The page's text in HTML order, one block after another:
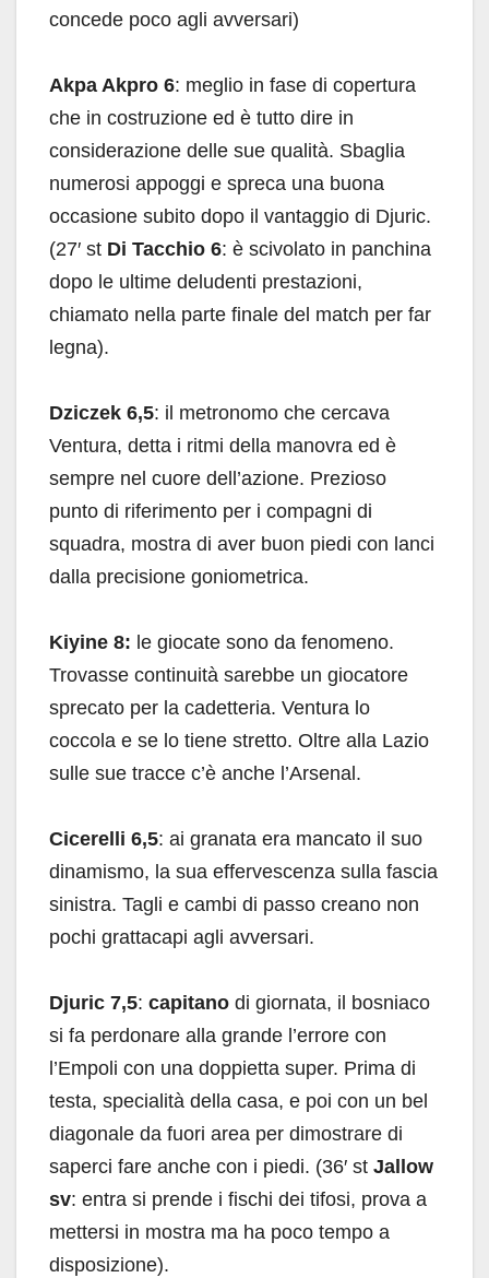
concede poco agli avversari)
Akpa Akpro 6: meglio in fase di copertura
che in costruzione ed è tutto dire in
considerazione delle sue qualità. Sbaglia
numerosi appoggi e spreca una buona
occasione subito dopo il vantaggio di Djuric.
(27′ st Di Tacchio 6: è scivolato in panchina
dopo le ultime deludenti prestazioni,
chiamato nella parte finale del match per far
legna).
Dziczek 6,5: il metronomo che cercava
Ventura, detta i ritmi della manovra ed è
sempre nel cuore dell’azione. Prezioso
punto di riferimento per i compagni di
squadra, mostra di aver buon piedi con lanci
dalla precisione goniometrica.
Kiyine 8: le giocate sono da fenomeno.
Trovasse continuità sarebbe un giocatore
sprecato per la cadetteria. Ventura lo
coccola e se lo tiene stretto. Oltre alla Lazio
sulle sue tracce c’è anche l’Arsenal.
Cicerelli 6,5: ai granata era mancato il suo
dinamismo, la sua effervescenza sulla fascia
sinistra. Tagli e cambi di passo creano non
pochi grattacapi agli avversari.
Djuric 7,5: capitano di giornata, il bosniaco
si fa perdonare alla grande l’errore con
l’Empoli con una doppietta super. Prima di
testa, specialità della casa, e poi con un bel
diagonale da fuori area per dimostrare di
saperci fare anche con i piedi. (36′ st Jallow
sv: entra si prende i fischi dei tifosi, prova a
mettersi in mostra ma ha poco tempo a
disposizione).